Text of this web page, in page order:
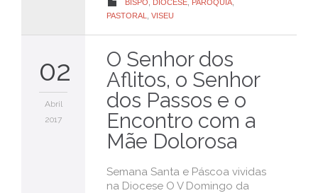
 BISPO DIOCESE PARÓQUIA
PASTORAL
VISEU
02
Abril
2017
O Senhor dos
Aflitos, o Senhor
dos Passos e o
Encontro com a
Mãe Dolorosa
Semana Santa e Páscoa vividas
na Diocese O V Domingo da